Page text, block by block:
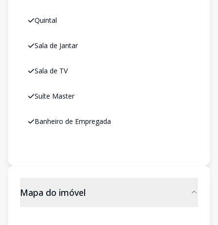
Quintal
Sala de Jantar
Sala de TV
Suíte Master
Banheiro de Empregada
Mapa do imóvel